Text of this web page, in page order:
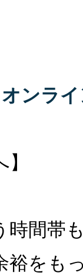
オンラ
時間帯
裕をも